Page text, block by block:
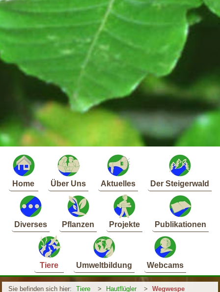
Home Über Uns Aktuelles Der Steigerwald
Diverses Pflanzen Projekte Publikationen
Tiere Umweltbildung Webcams
Sie befinden sich hier: Tiere > Hautflügler > Wegwespe